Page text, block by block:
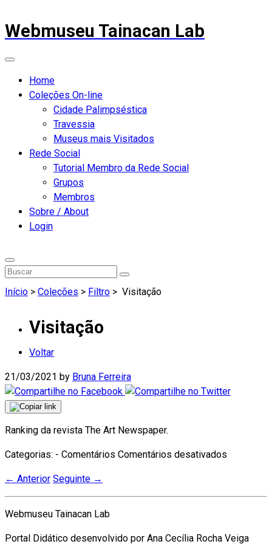
Webmuseu Tainacan Lab
Home
Coleções On-line
Cidade Palimpséstica
Travessia
Museus mais Visitados
Rede Social
Tutorial Membro da Rede Social
Grupos
Membros
Sobre / About
Login
Início > Coleções > Filtro > Visitação
Visitação
Voltar
21/03/2021 by Bruna Ferreira
Ranking da revista The Art Newspaper.
Categorias: - Comentários Comentários desativados
← Anterior Seguinte →
Webmuseu Tainacan Lab
Portal Didático desenvolvido por Ana Cecília Rocha Veiga